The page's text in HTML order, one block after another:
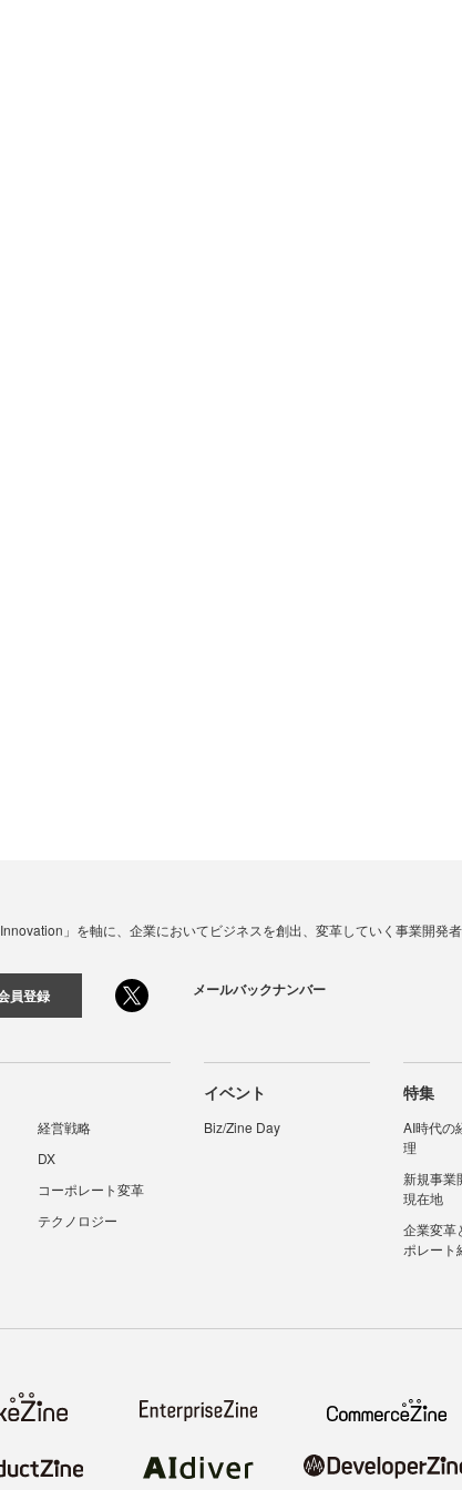
」を軸に、企業においてビジネスを創出、変革していく事業開発
員登録 メールバックナンバー
経営戦略
DX
コーポレート変革
テクノロジー
イベント
Biz/Zine Day
特集
AI時代の
理
新規事業
現在地
企業変革
ポレート